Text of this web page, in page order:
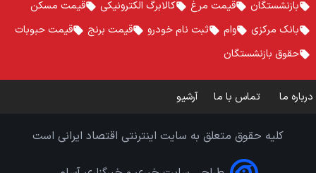
بازنشستگان قیمت مرغ کالابرگ الکترونیکی
قیمت مسکن
بانک مرکزی
وام ثبت نام خودرو قیمت برنج
قیمت حبوبات
حقوق بازنشستگان
درباره ما تماس با ما آرشیو
کلیه حقوق متعلق به سایت اینترنتی اقتصاد ایرانی است